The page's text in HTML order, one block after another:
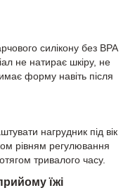
силікону без BPA
не натирає шкіру, не
форму навіть після
нагрудник під вік
рівням регулювання
тривалого часу.
їжі